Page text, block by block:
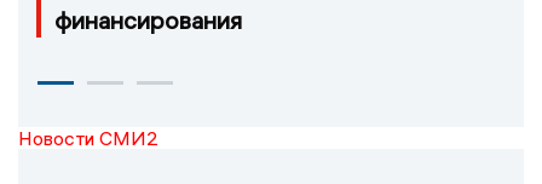
финансирования
Новости СМИ2